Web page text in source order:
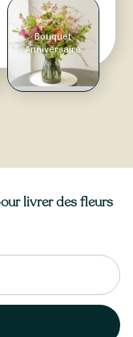
Bouquet
Anniversaire
livrer des fleurs